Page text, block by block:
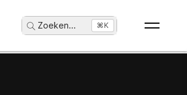
Zoeken... ⌘K